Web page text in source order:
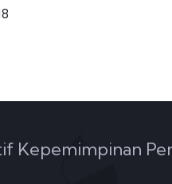
Kepemimpinan